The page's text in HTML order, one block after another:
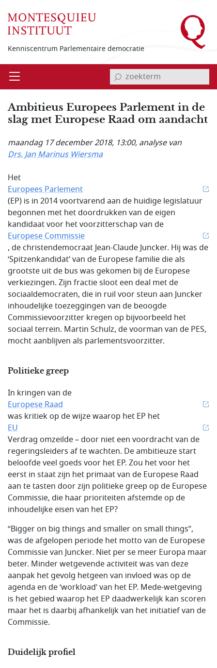
Kenniscentrum Parlementaire democratie
Open invoerveld zoekterm
Ambitieus Europees Parlement in de
slag met Europese Raad om aandacht
maandag 17 december 2018, 13:00, analyse van
Drs. Jan Marinus Wiersma
Het
Europees Parlement
(EP) is in 2014 voortvarend aan de huidige legislatuur
begonnen met het doordrukken van de eigen
kandidaat voor het voorzitterschap van de
Europese Commissie
, de christendemocraat Jean-Claude Juncker. Hij was de
‘Spitzenkandidat’ van de Europese familie die als
grootste uit de bus was gekomen bij de Europese
verkiezingen. Zijn fractie sloot een deal met de
sociaaldemocraten, die in ruil voor steun aan Juncker
inhoudelijke toezeggingen van de beoogde
Commissievoorzitter kregen op bijvoorbeeld het
sociaal terrein. Martin Schulz, de voorman van de PES,
mocht aanblijven als parlementsvoorzitter.
Politieke greep
In kringen van de
Europese Raad
was kritiek op de wijze waarop het EP het
EU
Verdrag omzeilde – door niet een voordracht van de
regeringsleiders af te wachten. De ambitieuze start
beloofde veel goeds voor het EP. Zou het voor het
eerst in staat zijn het primaat van de Europese Raad
aan te tasten door zijn politieke greep op de Europese
Commissie, die haar prioriteiten afstemde op de
inhoudelijke eisen van het EP?
“Bigger on big things and smaller on small things”,
was de afgelopen periode het motto van de Europese
Commissie van Juncker. Niet per se meer Europa maar
beter. Minder wetgevende activiteit was van deze
aanpak het gevolg hetgeen van invloed was op de
agenda en de ‘workload’ van het EP. Mede-wetgeving
is het gebied waarop het EP daadwerkelijk kan scoren
maar het is daarbij afhankelijk van het initiatief van de
Commissie.
Duidelijk profiel